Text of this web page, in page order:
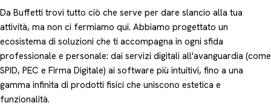
Da Buffetti trovi tutto ciò che serve per dare slancio alla tua
attività, ma non ci fermiamo qui. Abbiamo progettato un
ecosistema di soluzioni che ti accompagna in ogni sfida
professionale e personale: dai servizi digitali all'avanguardia (come
SPID, PEC e Firma Digitale) ai software più intuitivi, fino a una
gamma infinita di prodotti fisici che uniscono estetica e
funzionalità.